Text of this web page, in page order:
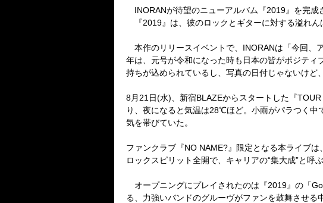
INORANが待望のニューアルバム『2019』を完成
『2019』は、彼のロックとギターに対する溢れん
本作のリリースイベントで、INORANは「今回、
年は、元号が令和になった時も日本の皆がポジテ
持ちが込められているし、写真の日付じゃないけど
8月21日(水)、新宿BLAZEからスタートした『
り、夜になると気温は28℃ほど。小雨がパラつく
気を帯びていた。
ファンクラブ『NO NAME?』限定となる本ライブ
ロックスピリット全開で、キャリアの“集大成”と呼
オープニングにプレイされたのは『2019』の「
る、力強いバンドのグルーヴがファンを鼓舞させ